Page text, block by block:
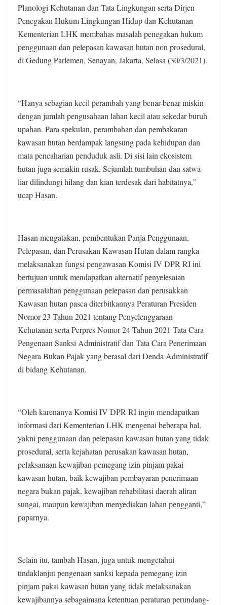
Planologi Kehutanan dan Tata Lingkungan serta Dirjen
Penegakan Hukum Lingkungan Hidup dan Kehutanan
Kementerian LHK membahas masalah penegakan hukum
penggunaan dan pelepasan kawasan hutan non prosedural,
di Gedung Parlemen, Senayan, Jakarta, Selasa (30/3/2021).
“Hanya sebagian kecil perambah yang benar-benar miskin
dengan jumlah pengusahaan lahan kecil atau sekedar buruh
upahan. Para spekulan, perambahan dan pembakaran
kawasan hutan berdampak langsung pada kehidupan dan
mata pencaharian penduduk asli. Di sisi lain ekosistem
hutan juga semakin rusak. Sejumlah tumbuhan dan satwa
liar dilindungi hilang dan kian terdesak dari habitatnya,”
ucap Hasan.
Hasan mengatakan, pembentukan Panja Penggunaan,
Pelepasan, dan Perusakan Kawasan Hutan dalam rangka
melaksanakan fungsi pengawasan Komisi IV DPR RI ini
bertujuan untuk mendapatkan alternatif penyelesaian
permasalahan penggunaan pelepasan dan perusakkan
Kawasan hutan pasca diterbitkannya Peraturan Presiden
Nomor 23 Tahun 2021 tentang Penyelenggaraan
Kehutanan serta Perpres Nomor 24 Tahun 2021 Tata Cara
Pengenaan Sanksi Administratif dan Tata Cara Penerimaan
Negara Bukan Pajak yang berasal dari Denda Administratif
di bidang Kehutanan.
“Oleh karenanya Komisi IV DPR RI ingin mendapatkan
informasi dari Kementerian LHK mengenai beberapa hal,
yakni penggunaan dan pelepasan kawasan hutan yang tidak
prosedural, serta kejahatan perusakan kawasan hutan,
pelaksanaan kewajiban pemegang izin pinjam pakai
kawasan hutan, baik kewajiban pembayaran penerimaan
negara bukan pajak, kewajiban rehabilitasi daerah aliran
sungai, maupun kewajiban menyediakan lahan pengganti,”
paparnya.
Selain itu, tambah Hasan, juga untuk mengetahui
tindaklanjut pengenaan sanksi kepada pemegang izin
pinjam pakai kawasan hutan yang tidak melaksanakan
kewajibannya sebagaimana ketentuan peraturan perundang-